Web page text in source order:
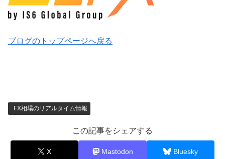
ブログのトップページへ戻る
FX相場のリアルタイム情報
この記事をシェアする
X Mastodon Bluesky